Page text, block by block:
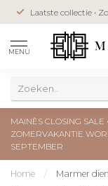
Laatste collectie •
MENU
MAINÈS CLOSING SALE
ZOMERVAKANTIE
SEPTEMBER
Home / Marmer